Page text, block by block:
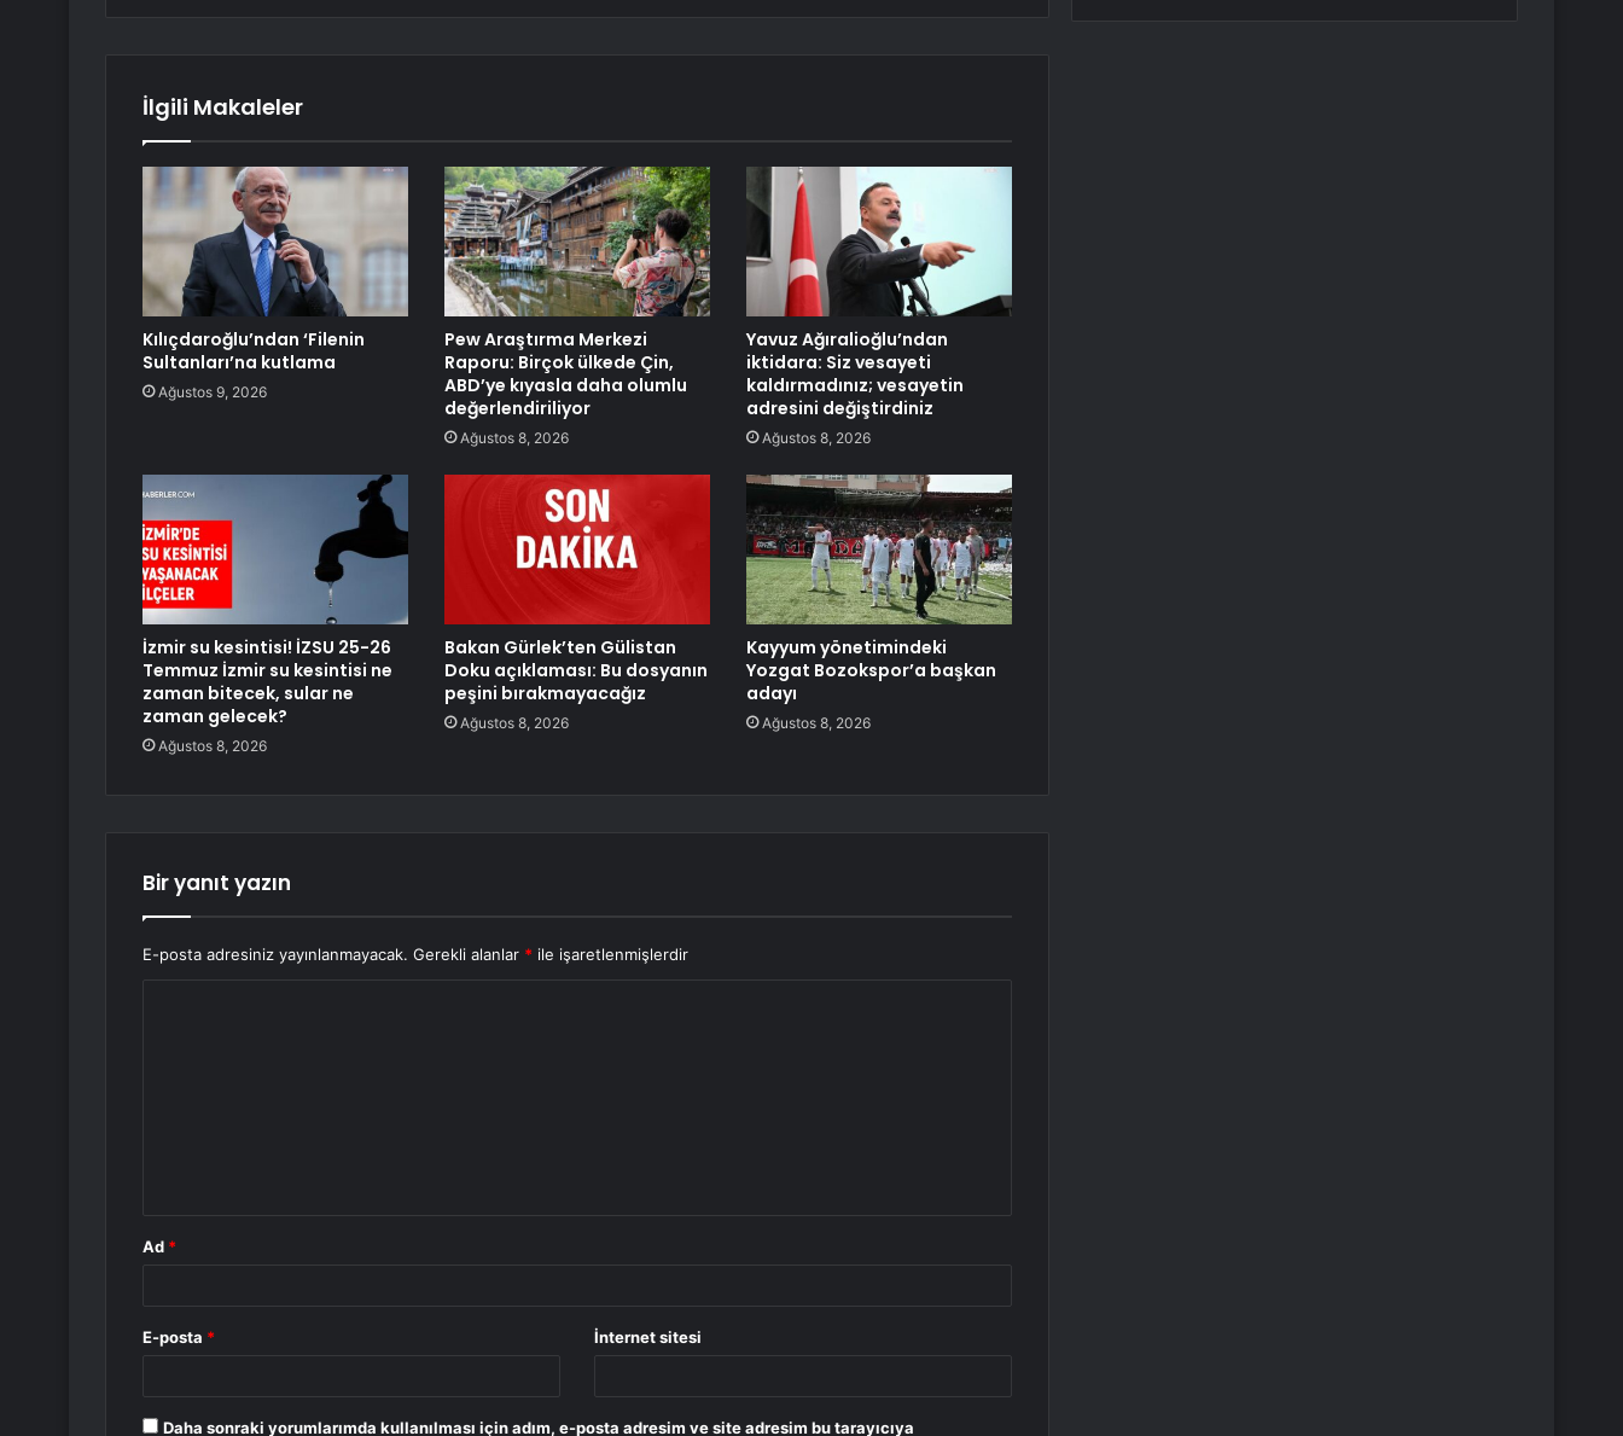
İlgili Makaleler
Kılıçdaroğlu’ndan ‘Filenin
Sultanları’na kutlama
Ağustos 9, 2026
Pew Araştırma Merkezi
Raporu: Birçok ülkede Çin,
ABD’ye kıyasla daha olumlu
değerlendiriliyor
Ağustos 8, 2026
Yavuz Ağıralioğlu’ndan
iktidara: Siz vesayeti
kaldırmadınız; vesayetin
adresini değiştirdiniz
Ağustos 8, 2026
İzmir su kesintisi! İZSU 25-26
Temmuz İzmir su kesintisi ne
zaman bitecek, sular ne
zaman gelecek?
Ağustos 8, 2026
Bakan Gürlek’ten Gülistan
Doku açıklaması: Bu dosyanın
peşini bırakmayacağız
Ağustos 8, 2026
Kayyum yönetimindeki
Yozgat Bozokspor’a başkan
adayı
Ağustos 8, 2026
Bir yanıt yazın
E-posta adresiniz yayınlanmayacak. Gerekli alanlar * ile işaretlenmişlerdir
Ad *
E-posta * İnternet sitesi
Daha sonraki yorumlarımda kullanılması için adım, e-posta adresim ve site adresim bu tarayıcıya